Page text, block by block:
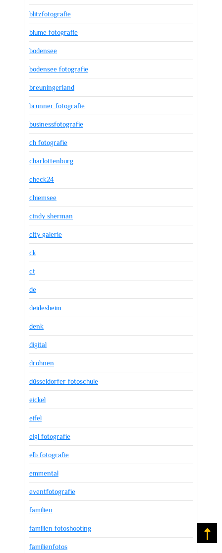
blitzfotografie
blume fotografie
bodensee
bodensee fotografie
breuningerland
brunner fotografie
businessfotografie
ch fotografie
charlottenburg
check24
chiemsee
cindy sherman
city galerie
ck
ct
de
deidesheim
denk
digital
drohnen
düsseldorfer fotoschule
eickel
eifel
eigl fotografie
elb fotografie
emmental
eventfotografie
familien
familien fotoshooting
familienfotos